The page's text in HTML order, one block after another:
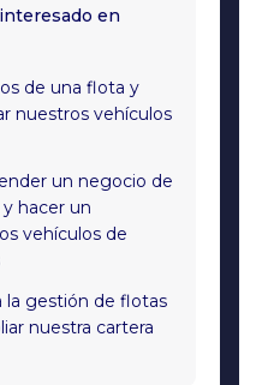
en
de una flota y
nuestros vehículos
un negocio de
hacer un
vehículos de
la gestión de flotas
nuestra cartera